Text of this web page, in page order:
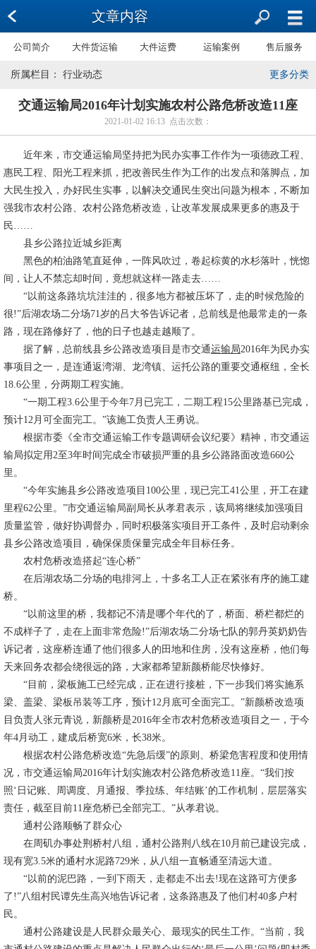
文章内容
公司简介 大件货运输 大件运费 运输案例 售后服务
更多分类
所属栏目： 行业动态
交通运输局2016年计划实施农村公路危桥改造11座
2021-01-02 16:13 点击次数：
近年来，市交通运输局坚持把为民办实事工作作为一项德政工程、
惠民工程、阳光工程来抓，把改善民生作为工作的出发点和落脚点，加
大民生投入，办好民生实事，以解决交通民生突出问题为根本，不断加
强我市农村公路、农村公路危桥改造，让改革发展成果更多的惠及于
民……
县乡公路拉近城乡距离
黑色的柏油路笔直延伸，一阵风吹过，卷起棕黄的水杉落叶，恍惚
间，让人不禁忘却时间，竟想就这样一路走去……
“以前这条路坑坑洼洼的，很多地方都被压坏了，走的时候危险的
很!”后湖农场二分场71岁的吕大爷告诉记者，总前线是他最常走的一条
路，现在路修好了，他的日子也越走越顺了。
据了解，总前线县乡公路改造项目是市交通运输局2016年为民办实
事项目之一，是连通返湾湖、龙湾镇、运托公路的重要交通枢纽，全长
18.6公里，分两期工程实施。
“一期工程3.6公里于今年7月已完工，二期工程15公里路基已完成，
预计12月可全面完工。”该施工负责人王勇说。
根据市委《全市交通运输工作专题调研会议纪要》精神，市交通运
输局拟定用2至3年时间完成全市破损严重的县乡公路路面改造660公
里。
“今年实施县乡公路改造项目100公里，现已完工41公里，开工在建
里程62公里。”市交通运输局副局长从孝君表示，该局将继续加强项目
质量监管，做好协调督办，同时积极落实项目开工条件，及时启动剩余
县乡公路改造项目，确保保质保量完成全年目标任务。
农村危桥改造搭起“连心桥”
在后湖农场二分场的电排河上，十多名工人正在紧张有序的施工建
桥。
“以前这里的桥，我都记不清是哪个年代的了，桥面、桥栏都烂的
不成样子了，走在上面非常危险!”后湖农场二分场七队的郭丹英奶奶告
诉记者，这座桥连通了他们很多人的田地和住房，没有这座桥，他们每
天来回务农都会绕很远的路，大家都希望新颜桥能尽快修好。
“目前，梁板施工已经完成，正在进行接桩，下一步我们将实施系
梁、盖梁、梁板吊装等工序，预计12月底可全面完工。”新颜桥改造项
目负责人张元青说，新颜桥是2016年全市农村危桥改造项目之一，于今
年4月动工，建成后桥宽6米，长38米。
根据农村公路危桥改造“先急后缓”的原则、桥梁危害程度和使用情
况，市交通运输局2016年计划实施农村公路危桥改造11座。“我们按
照‘日记账、周调度、月通报、季拉练、年结账’的工作机制，层层落实
责任，截至目前11座危桥已全部完工。”从孝君说。
通村公路顺畅了群众心
在周矶办事处荆桥村八组，通村公路荆八线在10月前已建设完成，
现有宽3.5米的通村水泥路729米，从八组一直畅通至清远大道。
“以前的泥巴路，一到下雨天，走都走不出去!现在这路可方便多
了!”八组村民谭先生高兴地告诉记者，这条路惠及了他们村40多户村
民。
通村公路建设是人民群众最关心、最现实的民生工作。“当前，我